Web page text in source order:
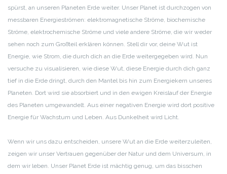
spürst, an unseren Planeten Erde weiter. Unser Planet ist durchzogen von
messbaren Energieströmen: elektromagnetische Ströme, biochemische
Ströme, elektrochemische Ströme und viele andere Ströme, die wir weder
sehen noch zum Großteil erklären können. Stell dir vor, deine Wut ist
Energie, wie Strom, die durch dich an die Erde weitergegeben wird. Nun
versuche zu visualisieren, wie diese Wut, diese Energie durch dich ganz
tief in die Erde dringt, durch den Mantel bis hin zum Energiekern unseres
Planeten. Dort wird sie absorbiert und in den ewigen Kreislauf der Energie
des Planeten umgewandelt. Aus einer negativen Energie wird dort positive
Energie für Wachstum und Leben. Aus Dunkelheit wird Licht.
Wenn wir uns dazu entscheiden, unsere Wut an die Erde weiterzuleiten,
zeigen wir unser Vertrauen gegenüber der Natur und dem Universum, in
dem wir leben. Unser Planet Erde ist mächtig genug, um das bisschen